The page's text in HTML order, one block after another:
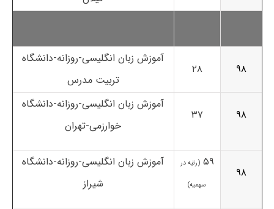
۹۸ ۲۸
آموزش زبان انگلیسی-روزانه-دانشگاه
تربیت مدرس
۹۸ ۳۷
آموزش زبان انگلیسی-روزانه-دانشگاه
خوارزمی-تهران
۹۸
۵۹ (رتبه در
سهمیه)
آموزش زبان انگلیسی-روزانه-دانشگاه
شیراز